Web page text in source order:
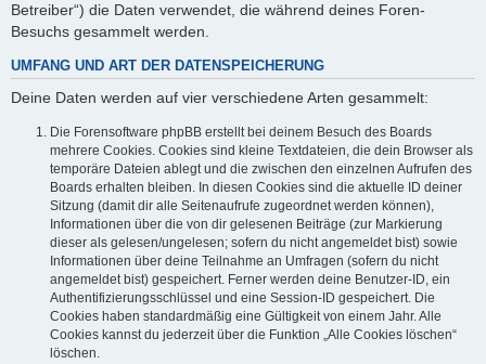
Betreiber“) die Daten verwendet, die während deines Foren-
Besuchs gesammelt werden.
UMFANG UND ART DER DATENSPEICHERUNG
Deine Daten werden auf vier verschiedene Arten gesammelt:
Die Forensoftware phpBB erstellt bei deinem Besuch des Boards
mehrere Cookies. Cookies sind kleine Textdateien, die dein Browser als
temporäre Dateien ablegt und die zwischen den einzelnen Aufrufen des
Boards erhalten bleiben. In diesen Cookies sind die aktuelle ID deiner
Sitzung (damit dir alle Seitenaufrufe zugeordnet werden können),
Informationen über die von dir gelesenen Beiträge (zur Markierung
dieser als gelesen/ungelesen; sofern du nicht angemeldet bist) sowie
Informationen über deine Teilnahme an Umfragen (sofern du nicht
angemeldet bist) gespeichert. Ferner werden deine Benutzer-ID, ein
Authentifizierungsschlüssel und eine Session-ID gespeichert. Die
Cookies haben standardmäßig eine Gültigkeit von einem Jahr. Alle
Cookies kannst du jederzeit über die Funktion „Alle Cookies löschen“
löschen.